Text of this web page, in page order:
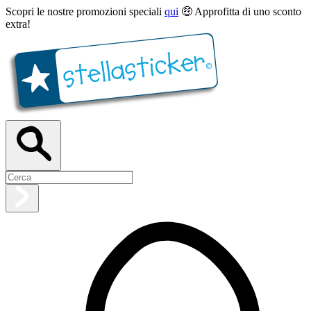
Scopri le nostre promozioni speciali qui 🤑 Approfitta di uno sconto
extra!